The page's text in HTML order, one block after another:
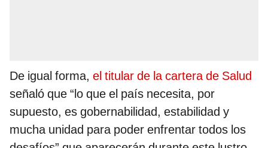
De igual forma, el titular de la cartera de Salud
señaló que “lo que el país necesita, por
supuesto, es gobernabilidad, estabilidad y
mucha unidad para poder enfrentar todos los